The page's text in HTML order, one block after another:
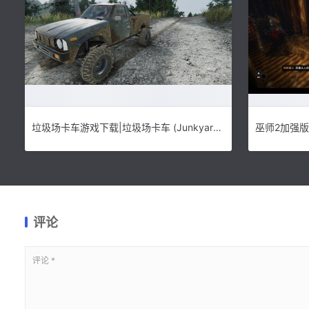
垃圾场卡车游戏下载|垃圾场卡车 (Junkyard Truck)PC版下载 巫师2加强
评论